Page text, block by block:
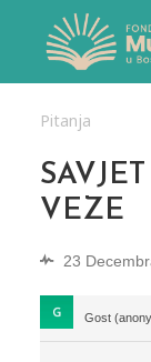
Pitanja
VEZE
23
Gost